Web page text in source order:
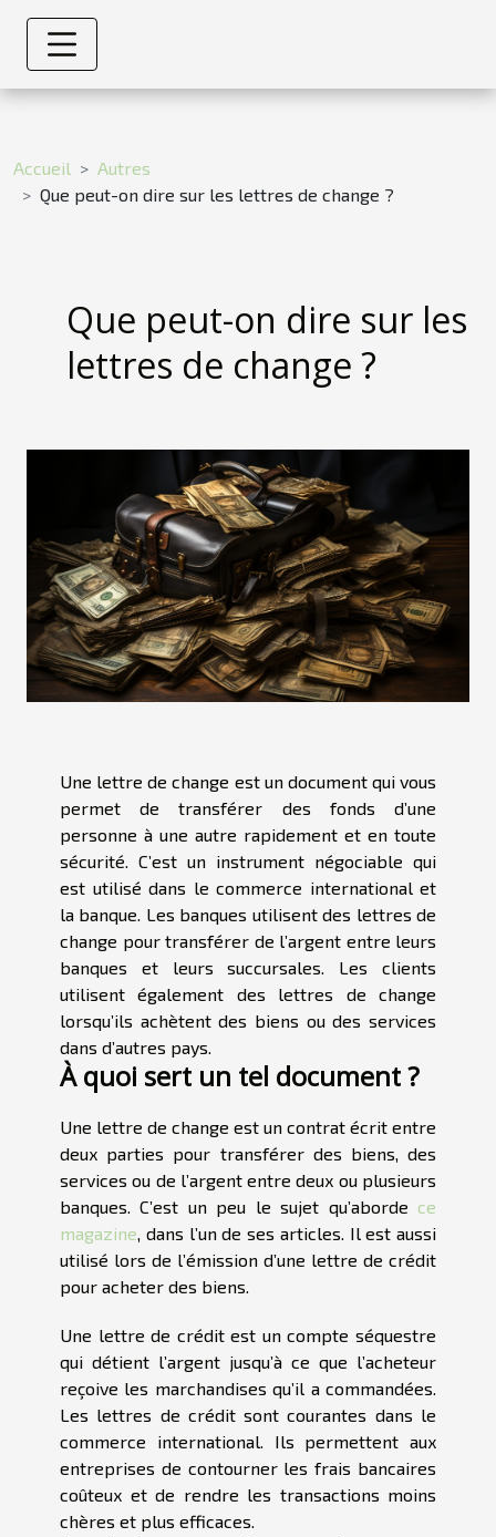
Accueil
Autres
Que peut-on dire sur les lettres de change ?
Que peut-on dire sur les
lettres de change ?
Une lettre de change est un document qui vous
permet de transférer des fonds d’une
personne à une autre rapidement et en toute
sécurité. C’est un instrument négociable qui
est utilisé dans le commerce international et
la banque. Les banques utilisent des lettres de
change pour transférer de l’argent entre leurs
banques et leurs succursales. Les clients
utilisent également des lettres de change
lorsqu’ils achètent des biens ou des services
dans d’autres pays.
À quoi sert un tel document ?
Une lettre de change est un contrat écrit entre
deux parties pour transférer des biens, des
services ou de l’argent entre deux ou plusieurs
banques. C’est un peu le sujet qu’aborde ce
magazine, dans l’un de ses articles. Il est aussi
utilisé lors de l’émission d’une lettre de crédit
pour acheter des biens.
Une lettre de crédit est un compte séquestre
qui détient l’argent jusqu’à ce que l’acheteur
reçoive les marchandises qu’il a commandées.
Les lettres de crédit sont courantes dans le
commerce international. Ils permettent aux
entreprises de contourner les frais bancaires
coûteux et de rendre les transactions moins
chères et plus efficaces.